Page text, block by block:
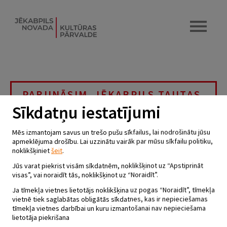
PARUNĀSIM. JĒKABPILS TAUTAS
TEĀTRA IZRĀDE
“SKRODERDIENAS SILMAČOS”
20.03.2025 - plkst.16.00
Jēkabpils pilsētas bibliotēkas Izstāžu un
tikšanās zāle
20. martā plkst.16:00Jēkabpils pilsētas bibliotēkas Izstāžu un
tikšanās zālē (Pasta ielā 39).
Parunāsim. Jēkabpils Tautas teātra izrāde “Skroderdienas
Sīkdatņu iestatījumi
Mēs izmantojam savus un trešo pušu sīkfailus, lai nodrošinātu jūsu
apmeklējuma drošību. Lai uzzinātu vairāk par mūsu sīkfailu politiku,
noklikšķinietšeit.
Jūs varat piekrist visām sīkdatnēm, noklikšķinot uz “Apstiprināt
visas”, vai noraidīt tās, noklikšķinot uz “Noraidīt”.
Ja tīmekļa vietnes lietotājs noklikšķina uz pogas “Noraidīt”, tīmekļa
vietnē tiek saglabātas obligātās sīkdatnes, kas ir nepieciešamas
tīmekļa vietnes darbībai un kuru izmantošanai nav nepieciešama
lietotāja piekrišana